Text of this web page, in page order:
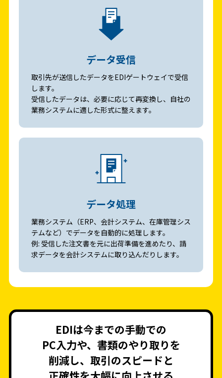
データ受信
取引先が送信したデータをEDIゲートウェイで受信
します。
受信したデータは、必要に応じて再変換し、自社の
業務システムに適した形式に整えます。
データ処理
業務システム（ERP、会計システム、在庫管理シス
テムなど）でデータを自動的に処理します。
例: 受信した注文書を元に出荷準備を進めたり、請
求データを会計システムに取り込んだりします。
EDIは今までの手動での
PC入力や、書類のやり取りを
削減し、取引のスピードと